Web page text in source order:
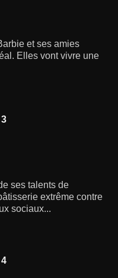
et ses amies
Elles vont vivre une
ses talents de
extrême contre
sociaux...